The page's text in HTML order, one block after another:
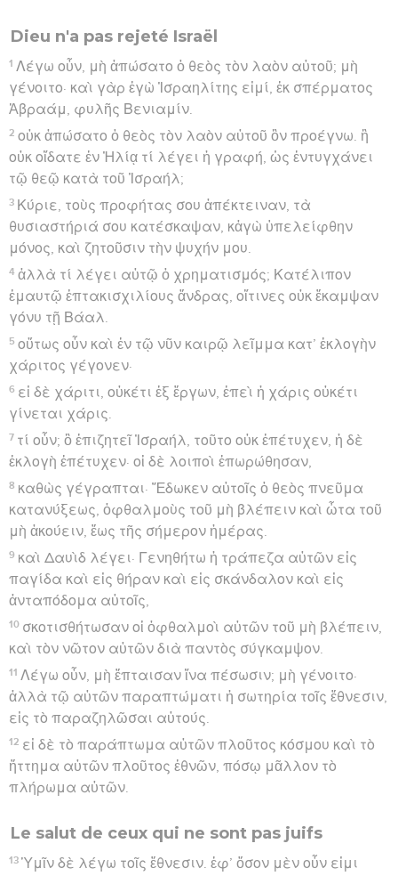
Dieu n'a pas rejeté Israël
1 Λέγω οὖν, μὴ ἀπώσατο ὁ θεὸς τὸν λαὸν αὐτοῦ; μὴ
γένοιτο· καὶ γὰρ ἐγὼ Ἰσραηλίτης εἰμί, ἐκ σπέρματος
Ἀβραάμ, φυλῆς Βενιαμίν.
2 οὐκ ἀπώσατο ὁ θεὸς τὸν λαὸν αὐτοῦ ὃν προέγνω. ἢ
οὐκ οἴδατε ἐν Ἠλίᾳ τί λέγει ἡ γραφή, ὡς ἐντυγχάνει
τῷ θεῷ κατὰ τοῦ Ἰσραήλ;
3 Κύριε, τοὺς προφήτας σου ἀπέκτειναν, τὰ
θυσιαστήριά σου κατέσκαψαν, κἀγὼ ὑπελείφθην
μόνος, καὶ ζητοῦσιν τὴν ψυχήν μου.
4 ἀλλὰ τί λέγει αὐτῷ ὁ χρηματισμός; Κατέλιπον
ἐμαυτῷ ἑπτακισχιλίους ἄνδρας, οἵτινες οὐκ ἔκαμψαν
γόνυ τῇ Βάαλ.
5 οὕτως οὖν καὶ ἐν τῷ νῦν καιρῷ λεῖμμα κατ’ ἐκλογὴν
χάριτος γέγονεν·
6 εἰ δὲ χάριτι, οὐκέτι ἐξ ἔργων, ἐπεὶ ἡ χάρις οὐκέτι
γίνεται χάρις.
7 τί οὖν; ὃ ἐπιζητεῖ Ἰσραήλ, τοῦτο οὐκ ἐπέτυχεν, ἡ δὲ
ἐκλογὴ ἐπέτυχεν· οἱ δὲ λοιποὶ ἐπωρώθησαν,
8 καθὼς γέγραπται· Ἔδωκεν αὐτοῖς ὁ θεὸς πνεῦμα
κατανύξεως, ὀφθαλμοὺς τοῦ μὴ βλέπειν καὶ ὦτα τοῦ
μὴ ἀκούειν, ἕως τῆς σήμερον ἡμέρας.
9 καὶ Δαυὶδ λέγει· Γενηθήτω ἡ τράπεζα αὐτῶν εἰς
παγίδα καὶ εἰς θήραν καὶ εἰς σκάνδαλον καὶ εἰς
ἀνταπόδομα αὐτοῖς,
10 σκοτισθήτωσαν οἱ ὀφθαλμοὶ αὐτῶν τοῦ μὴ βλέπειν,
καὶ τὸν νῶτον αὐτῶν διὰ παντὸς σύγκαμψον.
11 Λέγω οὖν, μὴ ἔπταισαν ἵνα πέσωσιν; μὴ γένοιτο·
ἀλλὰ τῷ αὐτῶν παραπτώματι ἡ σωτηρία τοῖς ἔθνεσιν,
εἰς τὸ παραζηλῶσαι αὐτούς.
12 εἰ δὲ τὸ παράπτωμα αὐτῶν πλοῦτος κόσμου καὶ τὸ
ἥττημα αὐτῶν πλοῦτος ἐθνῶν, πόσῳ μᾶλλον τὸ
πλήρωμα αὐτῶν.
Le salut de ceux qui ne sont pas juifs
13 Ὑμῖν δὲ λέγω τοῖς ἔθνεσιν. ἐφ’ ὅσον μὲν οὖν εἰμι